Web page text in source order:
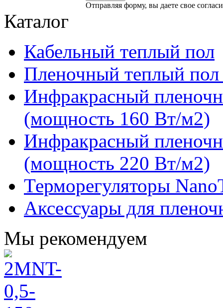
Отправляя форму, вы даете свое
Каталог
Кабельный теплый пол
Пленочный теплый
Инфракрасный
(мощность 160 Вт/м2)
Инфракрасный
(мощность 220 Вт/м2)
Терморегуляторы
Аксессуары для
Мы рекомендуем